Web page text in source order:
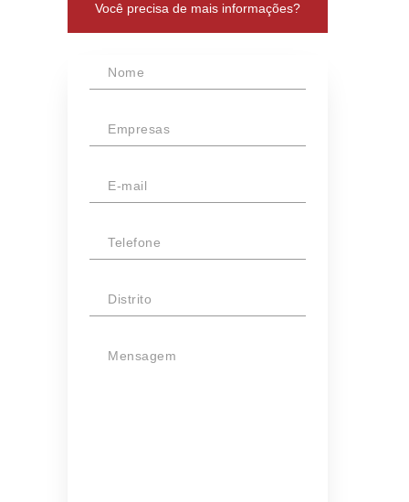
Você precisa de mais informações?
Nome
Empresas
E-mail
Telefone
Distrito
Mensagem